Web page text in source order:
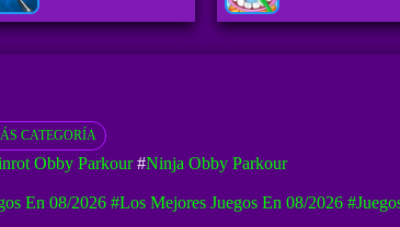
CATEGORÍA
Obby Parkour#Ninja Obby Parkour
En 08/2026 #Los Mejores Juegos En 08/2026